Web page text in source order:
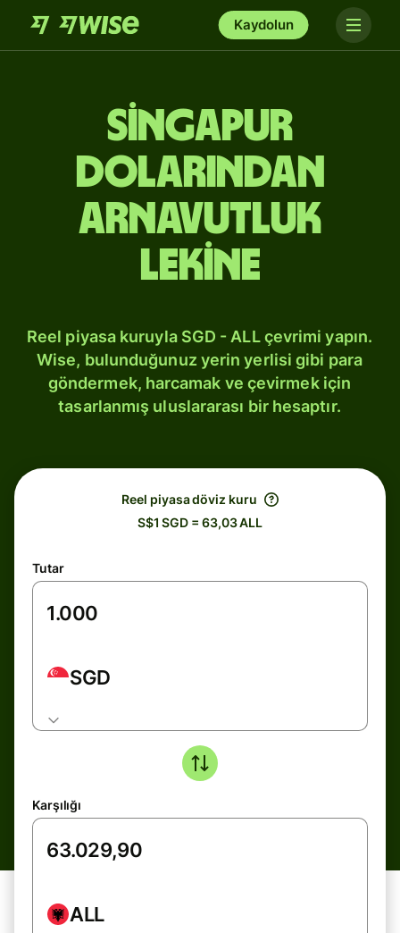
Kaydolun
Singapur
dolarından
Arnavutluk
lekine
Reel piyasa kuruyla SGD - ALL çevrimi yapın.
Wise, bulunduğunuz yerin yerlisi gibi para
göndermek, harcamak ve çevirmek için
tasarlanmış uluslararası bir hesaptır.
Reel piyasa döviz kuru
S$1 SGD = 63,03 ALL
Tutar
SGD
Karşılığı
ALL